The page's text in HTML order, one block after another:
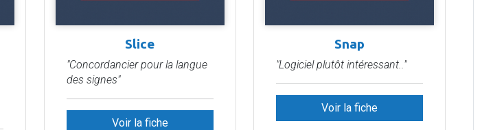
Slice
"Concordancier pour la langue
des signes"
Voir la fiche
Snap
"Logiciel plutôt intéressant.."
Voir la fiche